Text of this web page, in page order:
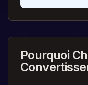
Pourquoi